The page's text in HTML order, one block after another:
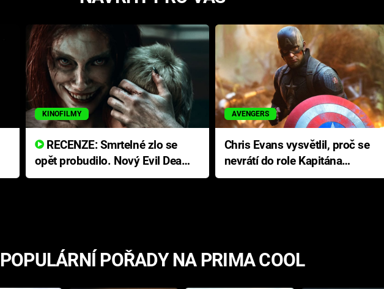
KINOFILMY
RECENZE: Smrtelné zlo se
opět probudilo. Nový Evil Dead
přichází s neodolatelnou
AVENGERS
Chris Evans vysvětlil, proč se
nevrátí do role Kapitána
Ameriky
POPULÁRNÍ POŘADY NA PRIMA COOL